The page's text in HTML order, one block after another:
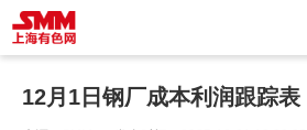
12月1日钢厂成本利润跟踪表